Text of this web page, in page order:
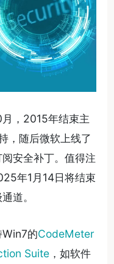
，2015年结束主
，随后微软上线了
安全补丁。值得注
年1月14日将结束
道。
Win7的CodeMeter
Suite，如软件